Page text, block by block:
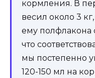
кормления. В
весил около 3
ему
что
мы постепенно
120-150 мл на